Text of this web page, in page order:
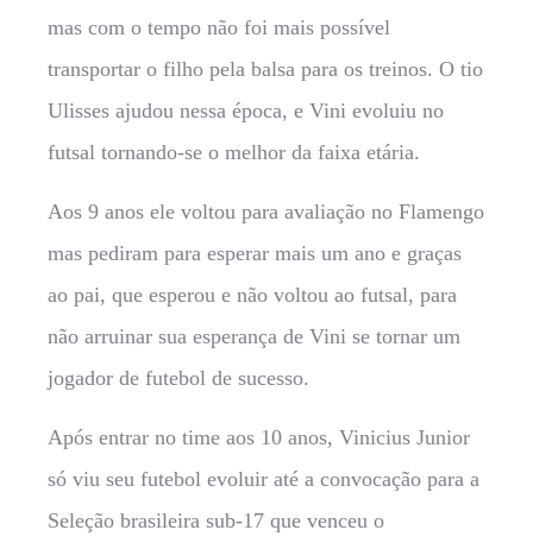
mas com o tempo não foi mais possível
transportar o filho pela balsa para os treinos. O tio
Ulisses ajudou nessa época, e Vini evoluiu no
futsal tornando-se o melhor da faixa etária.
Aos 9 anos ele voltou para avaliação no Flamengo
mas pediram para esperar mais um ano e graças
ao pai, que esperou e não voltou ao futsal, para
não arruinar sua esperança de Vini se tornar um
jogador de futebol de sucesso.
Após entrar no time aos 10 anos, Vinicius Junior
só viu seu futebol evoluir até a convocação para a
Seleção brasileira sub-17 que venceu o